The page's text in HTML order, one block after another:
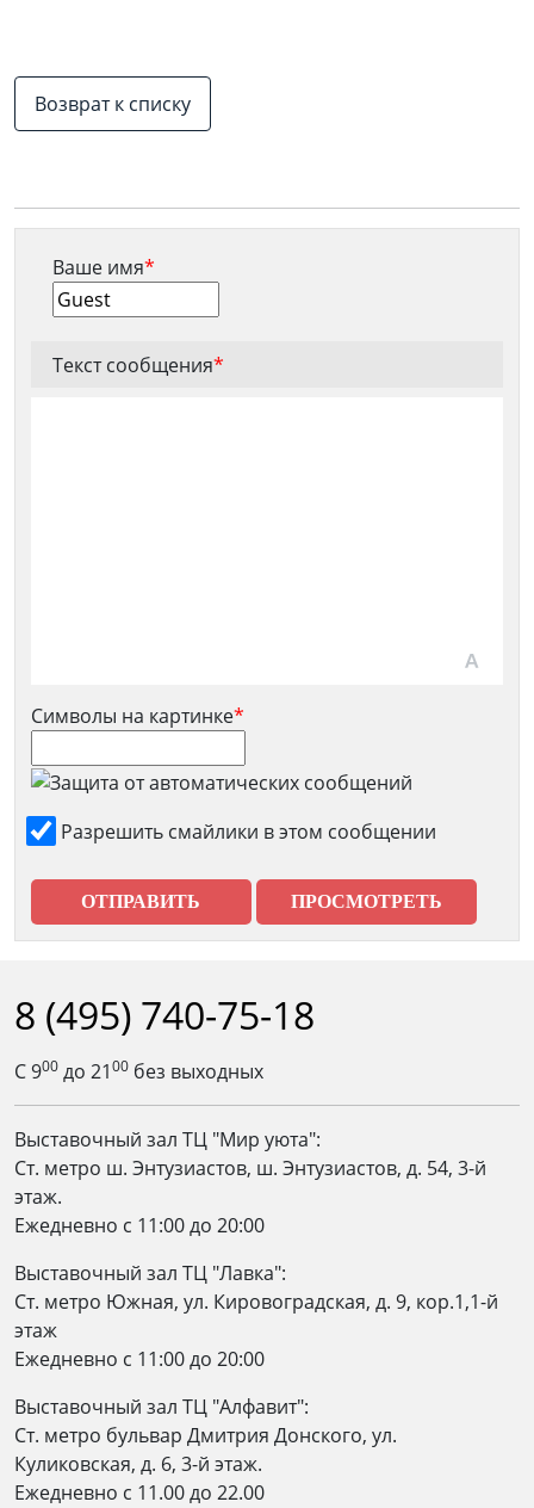
Возврат к списку
Ваше имя*
Текст сообщения*
Символы на картинке*
Разрешить смайлики в этом сообщении
8 (495) 740-75-18
С 900 до 2100 без выходных
Выставочный зал ТЦ "Мир уюта":
Ст. метро ш. Энтузиастов, ш. Энтузиастов, д. 54, 3-й
этаж.
Ежедневно c 11:00 до 20:00
Выставочный зал ТЦ "Лавка":
Ст. метро Южная, ул. Кировоградская, д. 9, кор.1,1-й
этаж
Ежедневно c 11:00 до 20:00
Выставочный зал ТЦ "Алфавит":
Ст. метро бульвар Дмитрия Донского, ул.
Куликовская, д. 6, 3-й этаж.
Ежедневно с 11.00 до 22.00